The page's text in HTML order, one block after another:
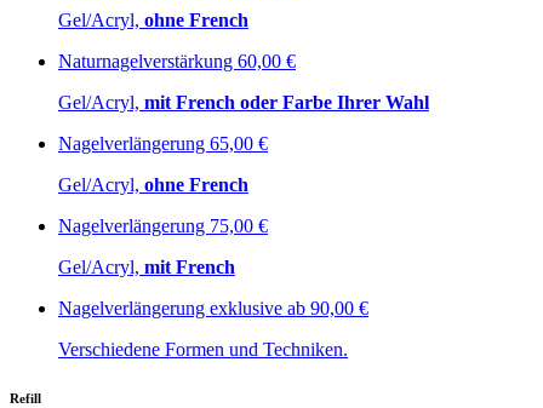
Gel/Acryl, ohne French
Naturnagelverstärkung 60,00 €
Gel/Acryl, mit French oder Farbe Ihrer Wahl
Nagelverlängerung 65,00 €
Gel/Acryl, ohne French
Nagelverlängerung 75,00 €
Gel/Acryl, mit French
Nagelverlängerung exklusive​ ab 90,00 €
Verschiedene Formen und Techniken.
Refill